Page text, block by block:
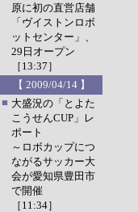
原に初の直営店舗
「ヴイストンロボ
ットセンター」、
29日オープン
［13:37］
【 2009/04/14 】
■ 大盛況の「とよた
こうせんCUP」レ
ポート
～ロボカップにつ
ながるサッカー大
会が愛知県豊田市
で開催
［11:34］